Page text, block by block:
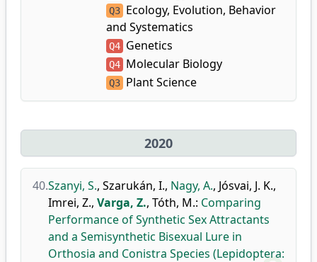
Q3 Ecology, Evolution, Behavior
and Systematics
Q4 Genetics
Q4 Molecular Biology
Q3 Plant Science
2020
40.Szanyi, S., Szarukán, I., Nagy, A., Jósvai, J. K.,
Imrei, Z., Varga, Z., Tóth, M.: Comparing
Performance of Synthetic Sex Attractants
and a Semisynthetic Bisexual Lure in
Orthosia and Conistra Species (Lepidoptera: